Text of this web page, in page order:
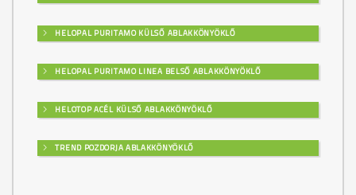
HELOPAL PURITAMO KÜLSŐ ABLAKKÖNYÖKLŐ
HELOPAL PURITAMO LINEA BELSŐ ABLAKKÖNYÖKLŐ
HELOTOP ACÉL KÜLSŐ ABLAKKÖNYÖKLŐ
TREND POZDORJA ABLAKKÖNYÖKLŐ